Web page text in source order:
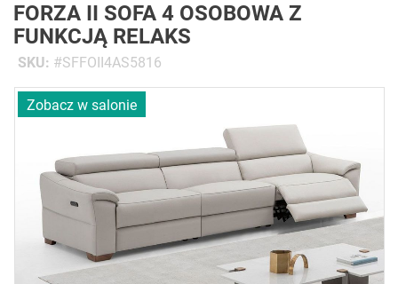
FORZA II SOFA 4 OSOBOWA Z
FUNKCJĄ RELAKS
SKU
SFFOII4AS5816
Przejdź
na
Zobacz w salonie